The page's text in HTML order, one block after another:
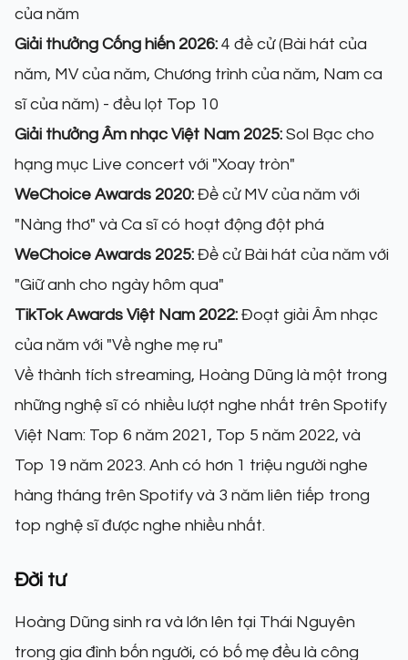
của năm
Giải thưởng Cống hiến 2026: 4 đề cử (Bài hát của
năm, MV của năm, Chương trình của năm, Nam ca
sĩ của năm) - đều lọt Top 10
Giải thưởng Âm nhạc Việt Nam 2025: Sol Bạc cho
hạng mục Live concert với "Xoay tròn"
WeChoice Awards 2020: Đề cử MV của năm với
"Nàng thơ" và Ca sĩ có hoạt động đột phá
WeChoice Awards 2025: Đề cử Bài hát của năm với
"Giữ anh cho ngày hôm qua"
TikTok Awards Việt Nam 2022: Đoạt giải Âm nhạc
của năm với "Về nghe mẹ ru"
Về thành tích streaming, Hoàng Dũng là một trong
những nghệ sĩ có nhiều lượt nghe nhất trên Spotify
Việt Nam: Top 6 năm 2021, Top 5 năm 2022, và
Top 19 năm 2023. Anh có hơn 1 triệu người nghe
hàng tháng trên Spotify và 3 năm liên tiếp trong
top nghệ sĩ được nghe nhiều nhất.
Đời tư
Hoàng Dũng sinh ra và lớn lên tại Thái Nguyên
trong gia đình bốn người, có bố mẹ đều là công